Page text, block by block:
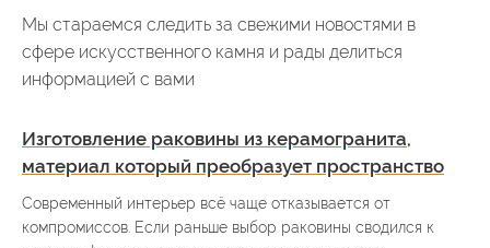
Мы стараемся следить за свежими новостями в
сфере искусственного камня и рады делиться
информацией с вами
Изготовление раковины из керамогранита,
материал который преобразует пространство
Современный интерьер всё чаще отказывается от
компромиссов. Если раньше выбор раковины сводился к